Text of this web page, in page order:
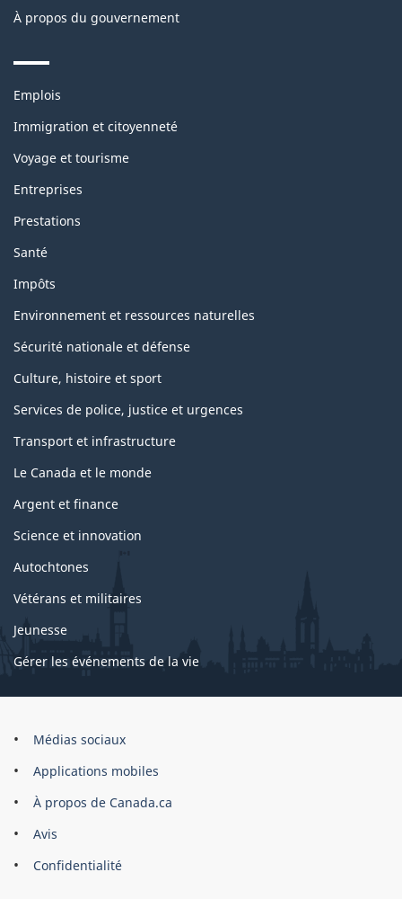
À propos du gouvernement
Themes
topics
Emplois
Immigration et citoyenneté
Voyage et tourisme
Entreprises
Prestations
Santé
Impôts
Environnement et ressources naturelles
Sécurité nationale et défense
Culture, histoire et sport
Services de police, justice et urgences
Transport et infrastructure
Le Canada et le monde
Argent et finance
Science et innovation
Autochtones
Vétérans et militaires
Jeunesse
Gérer les événements de la vie
Organisation
gouvernement
du
Canada
Médias sociaux
Applications mobiles
À propos de Canada.ca
Avis
Confidentialité